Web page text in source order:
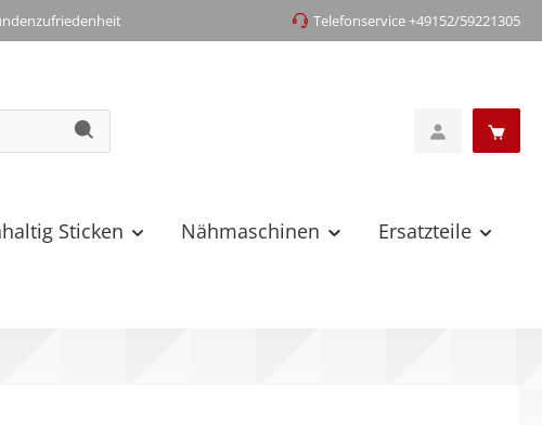
Telefonservice +49152/59221305
Sticken Nähmaschinen Ersatzteile